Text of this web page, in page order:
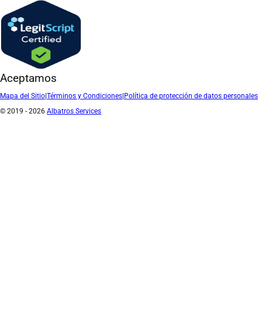
Aceptamos
Mapa del Sitio|Términos y Condiciones|Política de protección de datos personales
© 2019 - 2026 Albatros Services